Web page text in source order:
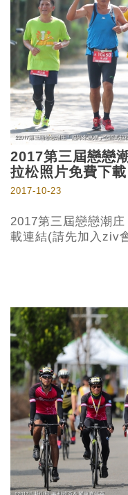
2017第三屆戀戀
拉松照片免費下載
2017-10-23
2017第三屆戀戀潮
載連結(請先加入ziv